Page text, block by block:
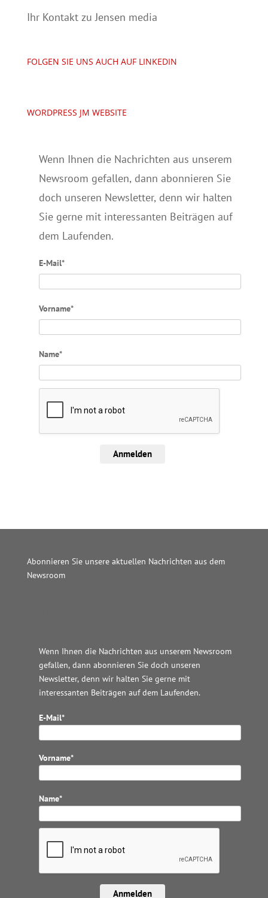
Ihr Kontakt zu Jensen media
FOLGEN SIE UNS AUCH AUF LINKEDIN
WORDPRESS JM WEBSITE
Wenn Ihnen die Nachrichten aus unserem
Newsroom gefallen, dann abonnieren Sie
doch unseren Newsletter, denn wir halten
Sie gerne mit interessanten Beiträgen auf
dem Laufenden.
E-Mail*
Vorname*
Name*
Anmelden
Abonnieren Sie unsere aktuellen Nachrichten aus dem
Newsroom
Wenn Ihnen die Nachrichten aus unserem Newsroom
gefallen, dann abonnieren Sie doch unseren
Newsletter, denn wir halten Sie gerne mit
interessanten Beiträgen auf dem Laufenden.
E-Mail*
Vorname*
Name*
Anmelden